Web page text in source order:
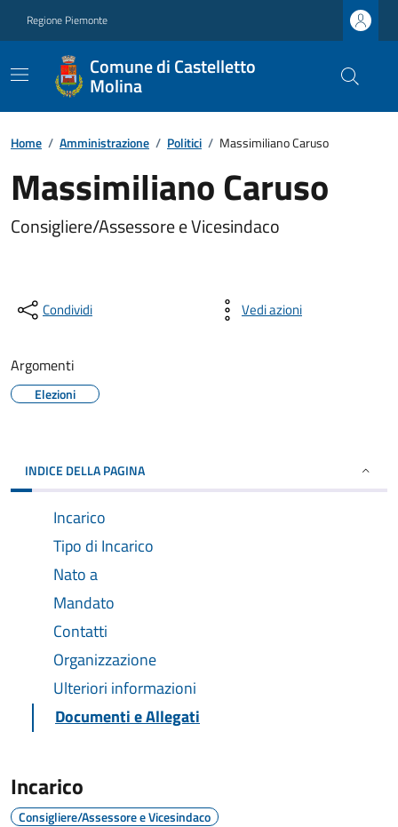
Regione Piemonte
Comune di Castelletto
Molina
Home / Amministrazione / Politici / Massimiliano Caruso
Massimiliano Caruso
Consigliere/Assessore e Vicesindaco
Condividi Vedi azioni
Argomenti
Elezioni
INDICE DELLA PAGINA
Incarico
Tipo di Incarico
Nato a
Mandato
Contatti
Organizzazione
Ulteriori informazioni
Documenti e Allegati
Incarico
Consigliere/Assessore e Vicesindaco